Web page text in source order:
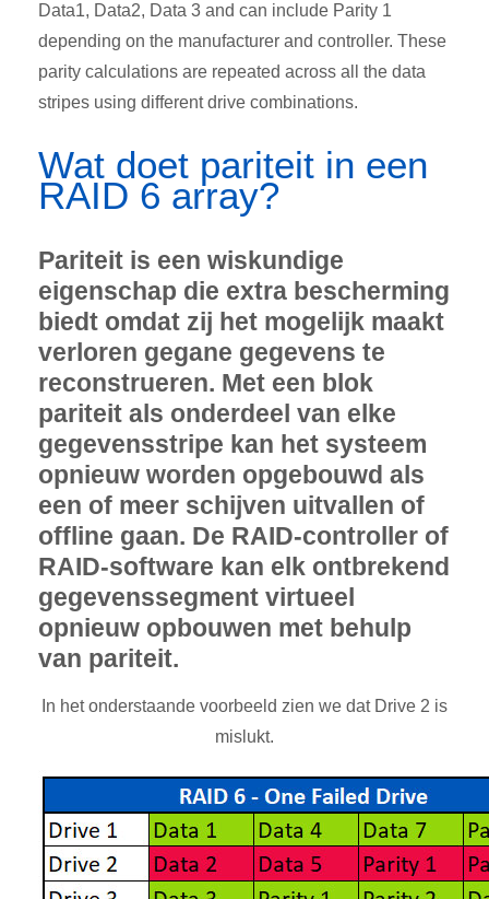
Data1, Data2, Data 3 and can include Parity 1
depending on the manufacturer and controller. These
parity calculations are repeated across all the data
stripes using different drive combinations.
Wat doet pariteit in een
RAID 6 array?
Pariteit is een wiskundige
eigenschap die extra bescherming
biedt omdat zij het mogelijk maakt
verloren gegane gegevens te
reconstrueren. Met een blok
pariteit als onderdeel van elke
gegevensstripe kan het systeem
opnieuw worden opgebouwd als
een of meer schijven uitvallen of
offline gaan. De RAID-controller of
RAID-software kan elk ontbrekend
gegevenssegment virtueel
opnieuw opbouwen met behulp
van pariteit.
In het onderstaande voorbeeld zien we dat Drive 2 is
mislukt.